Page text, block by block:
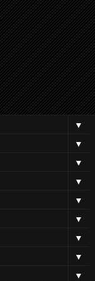
▼
▼
▼
▼
▼
▼
▼
▼
▼